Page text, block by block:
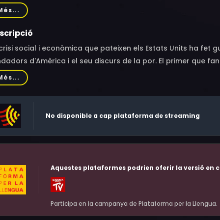
Mugga, Patch Darragh, Kristen Solis, Rotimi Paul, Jermel
Bowser, Mitchell Edwards, Maria Rivera, Chyna Layne, Ian
Levy Tran, Kevin Carrigan, Desiigner, Qurrat Ann
Nancy Lemenager, Neal Gupta, Ricky Needham,
Rolando Martín Gómez, Paul Iatomasi, Katina Forte,
Moss, Logan Crawford, Gabriel Lopez, Boris Khaykin,
Williamson, Bill Smith
social i econòmica que pateixen els Estats Units ha fet
d'Amèrica i el seu discurs de la por. El primer que
No disponible a cap plataforma de streaming
Aquestes plataformes podrien oferir la versió en
Participa en la campanya de Plataforma per la Llengua.